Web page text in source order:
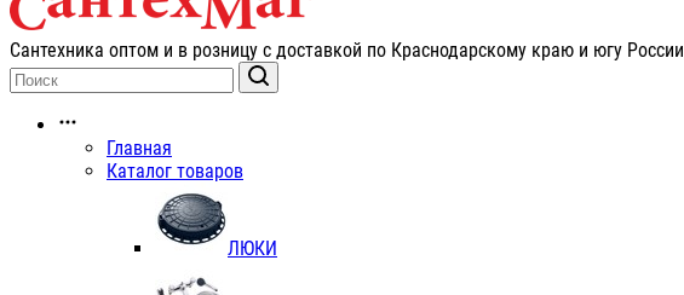
Сантехника оптом и в розницу с доставкой по Краснодарскому краю и югу России
Главная
Каталог товаров
ЛЮКИ